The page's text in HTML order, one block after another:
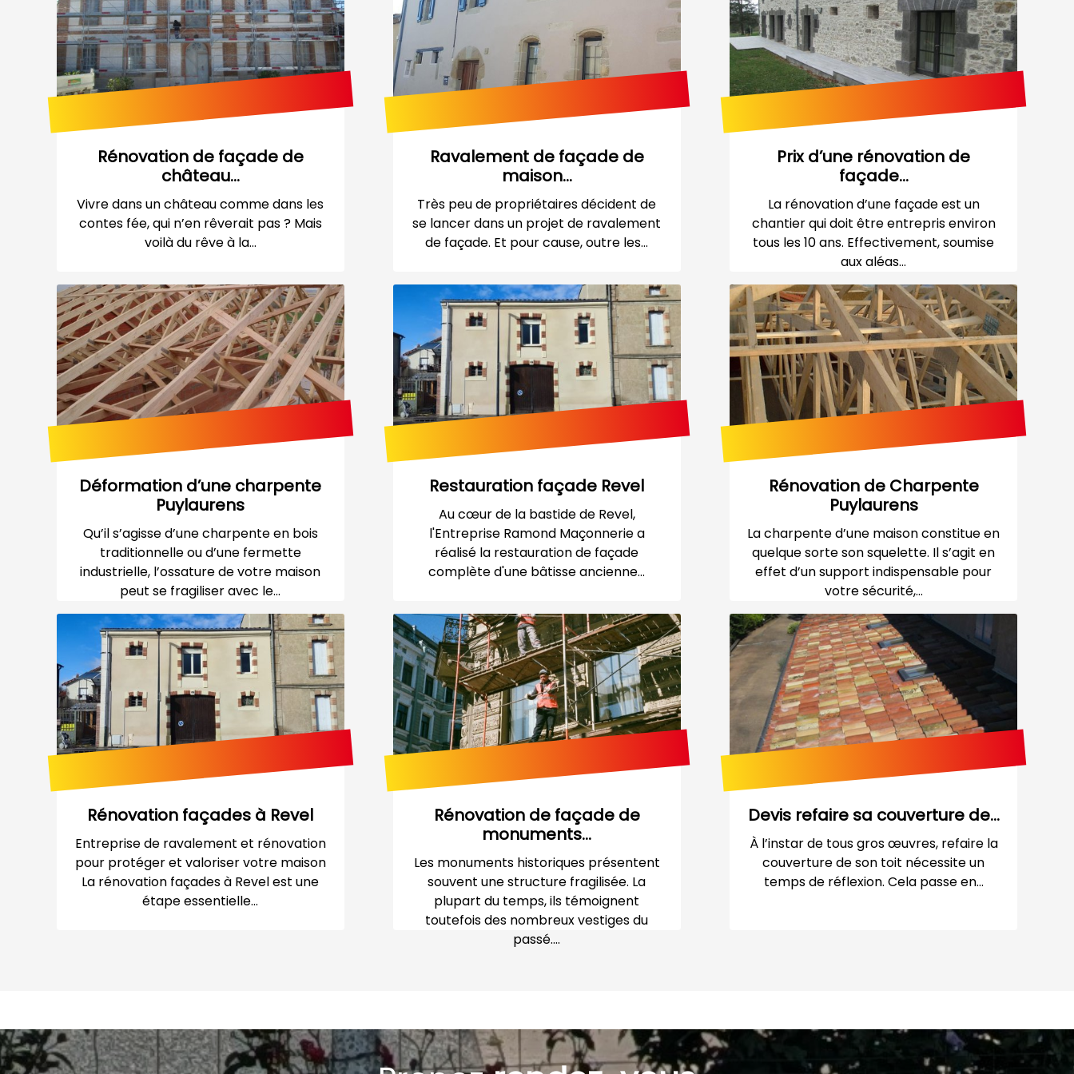
Rénovation de façade de
château...
Vivre dans un château comme dans les
contes fée, qui n’en rêverait pas ? Mais
voilà du rêve à la...
Ravalement de façade de
maison...
Très peu de propriétaires décident de
se lancer dans un projet de ravalement
de façade. Et pour cause, outre les...
Prix d’une rénovation de
façade...
La rénovation d’une façade est un
chantier qui doit être entrepris environ
tous les 10 ans. Effectivement, soumise
aux aléas...
Déformation d’une charpente
Puylaurens
Qu’il s’agisse d’une charpente en bois
traditionnelle ou d’une fermette
industrielle, l’ossature de votre maison
peut se fragiliser avec le...
Restauration façade Revel
Au cœur de la bastide de Revel,
l'Entreprise Ramond Maçonnerie a
réalisé la restauration de façade
complète d'une bâtisse ancienne...
Rénovation de Charpente
Puylaurens
La charpente d’une maison constitue en
quelque sorte son squelette. Il s’agit en
effet d’un support indispensable pour
votre sécurité,...
Rénovation façades à Revel
Entreprise de ravalement et rénovation
pour protéger et valoriser votre maison
La rénovation façades à Revel est une
étape essentielle...
Rénovation de façade de
monuments...
Les monuments historiques présentent
souvent une structure fragilisée. La
plupart du temps, ils témoignent
toutefois des nombreux vestiges du
passé....
Devis refaire sa couverture de...
À l’instar de tous gros œuvres, refaire la
couverture de son toit nécessite un
temps de réflexion. Cela passe en...